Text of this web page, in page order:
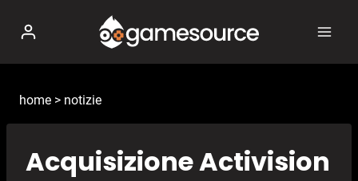
contenuto
home > notizie
Acquisizione Activision